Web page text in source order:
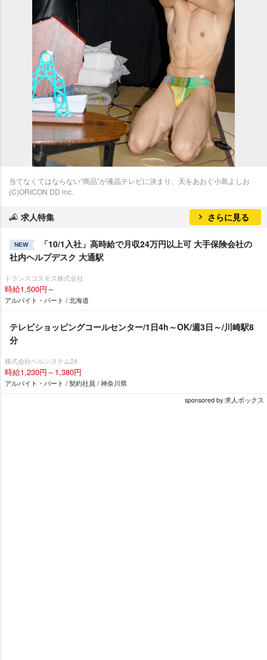
当てなくてはならない“商品”が液晶テレビに決まり、天をあおぐ小島よしお
(C)ORICON DD inc.
求人特集 さらに見る
NEW
「10/1入社」高時給で月収24万円以上可 大手保険会社の
社内ヘルプデスク 大通駅
トランスコスモス株式会社
時給1,500円～
アルバイト・パート / 北海道
テレビショッピングコールセンター/1日4h～OK/週3日～/川崎駅8
分
株式会社ベルシステム24
時給1,230円～1,380円
アルバイト・パート / 契約社員 / 神奈川県
sponsored by 求人ボックス